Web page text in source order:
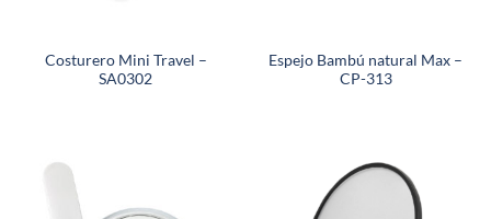
Costurero Mini Travel –
SA0302
Espejo Bambú natural Max –
CP-313